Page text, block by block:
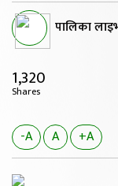
पालिका
1,320
Shares
-A A +A